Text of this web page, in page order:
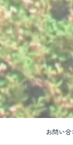
お問い